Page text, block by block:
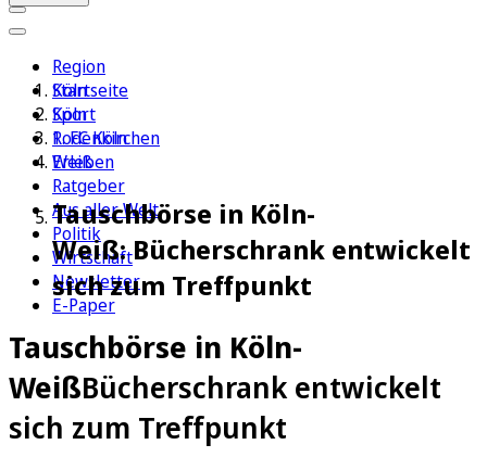
Region
Köln
Sport
1. FC Köln
Erleben
Ratgeber
Aus aller Welt
Politik
Wirtschaft
Newsletter
E-Paper
Startseite
Köln
Rodenkirchen
Weiß
Tauschbörse in Köln-
Weiß: Bücherschrank entwickelt
sich zum Treffpunkt
Tauschbörse in Köln-
WeißBücherschrank entwickelt
sich zum Treffpunkt